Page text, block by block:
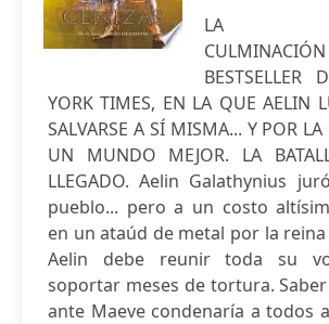
LA
BESTSELLER
YORK TIMES, EN LA QUE AELIN
SALVARSE A SÍ MISMA... Y POR
UN MUNDO MEJOR. LA
LLEGADO. Aelin Galathynius
pueblo... pero a un costo
en un ataúd de metal por la reina
Aelin debe reunir toda su
soportar meses de tortura.
ante Maeve condenaría a todos